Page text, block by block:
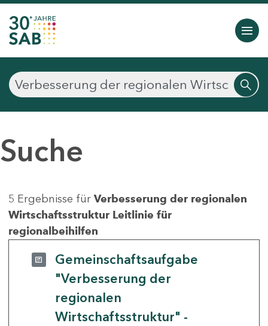
Suche
5 Ergebnisse für Verbesserung der regionalen
Wirtschaftsstruktur Leitlinie für
regionalbeihilfen
Gemeinschaftsaufgabe
"Verbesserung der
regionalen
Wirtschaftsstruktur" -